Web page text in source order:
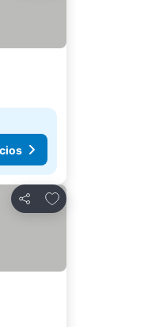
Compartir
Añadir a favoritos